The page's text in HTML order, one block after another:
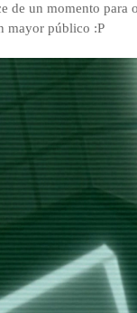
de un momento para
mayor público :P